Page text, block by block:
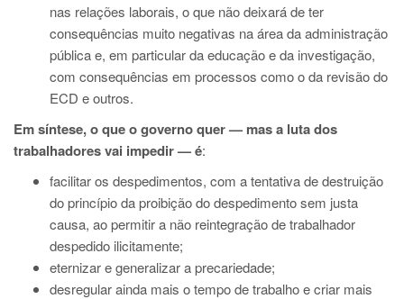
nas relações laborais, o que não deixará de ter
consequências muito negativas na área da administração
pública e, em particular da educação e da investigação,
com consequências em processos como o da revisão do
ECD e outros.
Em síntese, o que o governo quer — mas a luta dos
trabalhadores vai impedir — é:
facilitar os despedimentos, com a tentativa de destruição
do princípio da proibição do despedimento sem justa
causa, ao permitir a não reintegração de trabalhador
despedido ilicitamente;
eternizar e generalizar a precariedade;
desregular ainda mais o tempo de trabalho e criar mais